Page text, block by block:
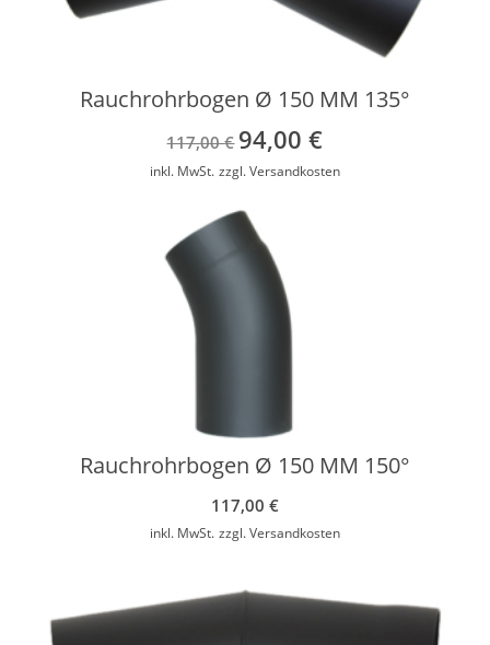
Rauchrohrbogen Ø 150 MM 135°
117,00€ Ursprünglicher
Preis
117,00 €
94,00€Aktueller
Preis
inkl. MwSt. zzgl.Versandkosten
Rauchrohrbogen Ø 150 MM 150°
117,00 €
inkl. MwSt. zzgl.Versandkosten